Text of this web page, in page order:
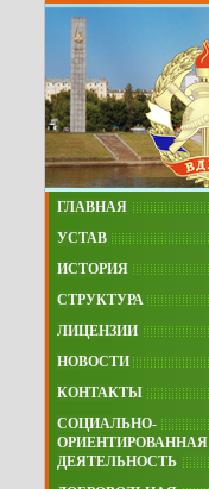
ГЛАВНАЯ
УСТАВ
ИСТОРИЯ
СТРУКТУРА
ЛИЦЕНЗИИ
НОВОСТИ
КОНТАКТЫ
СОЦИАЛЬНО-
ОРИЕНТИРОВАННАЯ
ДЕЯТЕЛЬНОСТЬ